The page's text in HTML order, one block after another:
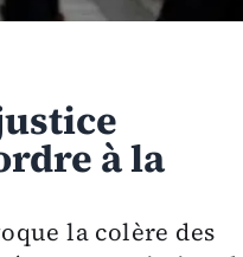
à la
la colère des